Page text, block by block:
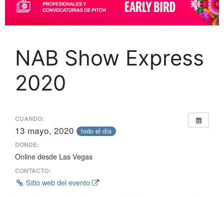
NAB Show Express
2020
CUANDO:
13 mayo, 2020 todo el día
DONDE:
Online desde Las Vegas
CONTACTO:
Sitio web del evento